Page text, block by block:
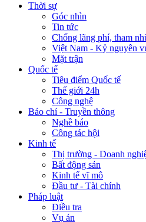
Thời sự
Góc nhìn
Tin tức
Chống lãng phí, tham
Việt Nam - Kỷ nguyên
Mặt trận
Quốc tế
Tiêu điểm Quốc tế
Thế giới 24h
Công nghệ
Báo chí - Truyền thông
Nghề báo
Công tác hội
Kinh tế
Thị trường - Doanh
Bất động sản
Kinh tế vĩ mô
Đầu tư - Tài chính
Pháp luật
Điều tra
Vụ án